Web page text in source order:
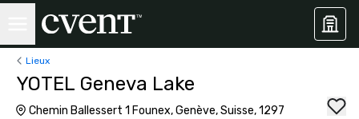
Lieux
YOTEL Geneva Lake
Chemin Ballessert 1 Founex, Genève, Suisse, 1297